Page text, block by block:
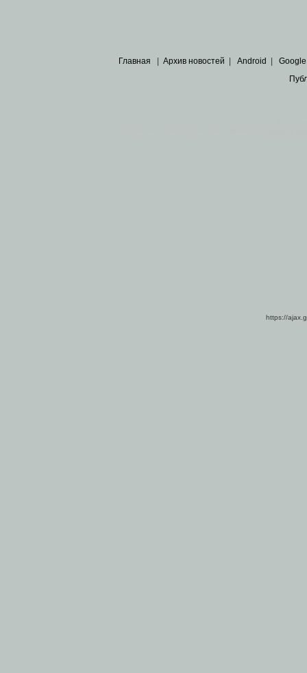
Главная Архив новостей Android Google
https://